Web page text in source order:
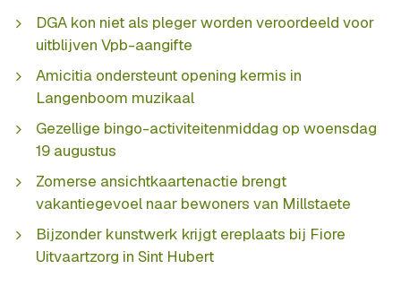
DGA kon niet als pleger worden veroordeeld voor
uitblijven Vpb-aangifte
Amicitia ondersteunt opening kermis in
Langenboom muzikaal
Gezellige bingo-activiteitenmiddag op woensdag
19 augustus
Zomerse ansichtkaartenactie brengt
vakantiegevoel naar bewoners van Millstaete
Bijzonder kunstwerk krijgt ereplaats bij Fiore
Uitvaartzorg in Sint Hubert